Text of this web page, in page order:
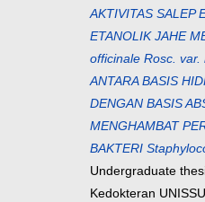
AKTIVITAS SALEP
ETANOLIK JAHE
officinale Rosc.
ANTARA BASIS
DENGAN BASIS
MENGHAMBAT
BAKTERI
Undergraduate
Kedokteran